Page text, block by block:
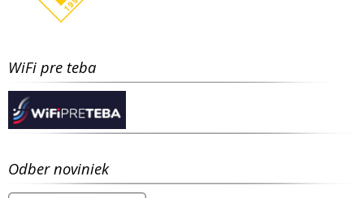
WiFi pre teba
Odber noviniek